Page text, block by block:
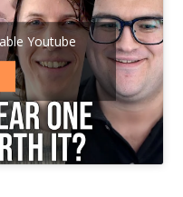
Youtube